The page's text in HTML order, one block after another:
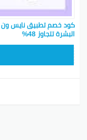
كود خصم تطبيق نايس
البشرة تتجاوز 48%